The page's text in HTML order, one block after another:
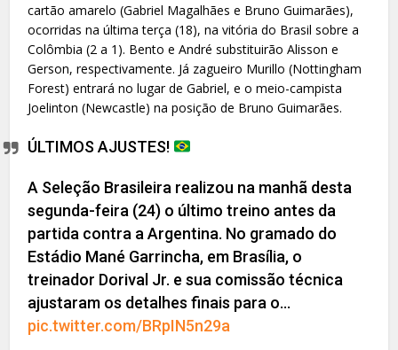
cartão amarelo (Gabriel Magalhães e Bruno Guimarães),
ocorridas na última terça (18), na vitória do Brasil sobre a
Colômbia (2 a 1). Bento e André substituirão Alisson e
Gerson, respectivamente. Já zagueiro Murillo (Nottingham
Forest) entrará no lugar de Gabriel, e o meio-campista
Joelinton (Newcastle) na posição de Bruno Guimarães.
ÚLTIMOS AJUSTES!
A Seleção Brasileira realizou na manhã desta
segunda-feira (24) o último treino antes da
partida contra a Argentina. No gramado do
Estádio Mané Garrincha, em Brasília, o
treinador Dorival Jr. e sua comissão técnica
ajustaram os detalhes finais para o…
pic.twitter.com/BRpIN5n29a